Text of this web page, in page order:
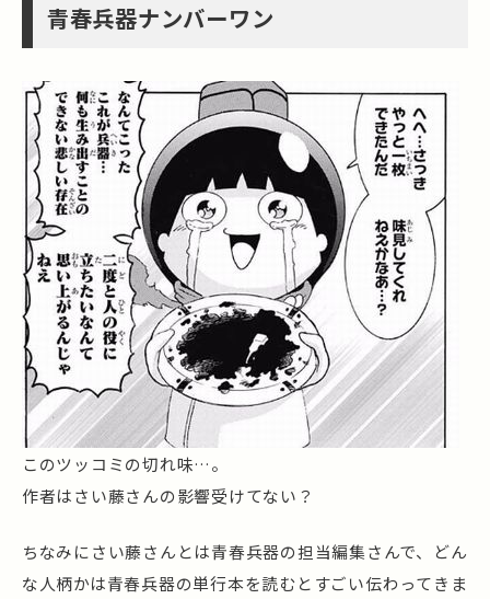
青春兵器ナンバーワン
このツッコミの切れ味…。
作者はさい藤さんの影響受けてない？
ちなみにさい藤さんとは青春兵器の担当編集さんで、どん
な人柄かは青春兵器の単行本を読むとすごい伝わってきま